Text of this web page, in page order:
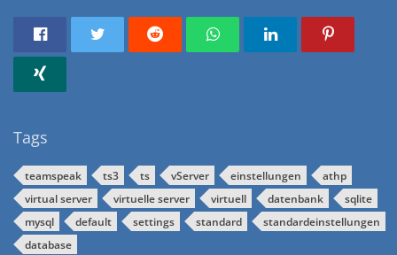
Tags
teamspeak ts3 ts vServer einstellungen
athp
virtual server
virtuelle server virtuell datenbank
sqlite
mysql
default settings standard
standardeinstellungen
database